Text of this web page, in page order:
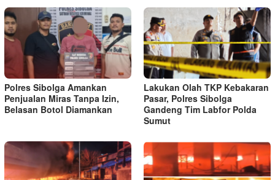
Polres Sibolga Amankan
Penjualan Miras Tanpa Izin,
Belasan Botol Diamankan
Lakukan Olah TKP Kebakaran
Pasar, Polres Sibolga
Gandeng Tim Labfor Polda
Sumut